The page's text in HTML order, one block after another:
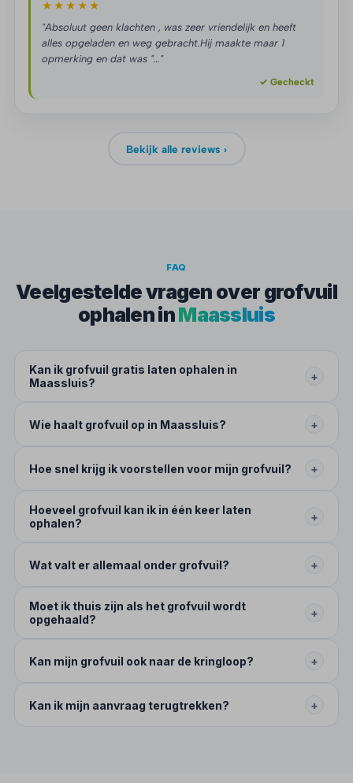
★★★★★
"Absoluut geen klachten , was zeer vriendelijk en heeft
alles opgeladen en weg gebracht.Hij maakte maar 1
opmerking en dat was "…"
✓ Gecheckt
Bekijk alle reviews ›
FAQ
Veelgestelde vragen over grofvuil
ophalen inMaassluis
Kan ik grofvuil gratis laten ophalen in
Maassluis?
+
Wie haalt grofvuil op in Maassluis? +
Hoe snel krijg ik voorstellen voor mijn grofvuil? +
Hoeveel grofvuil kan ik in één keer laten
ophalen?
+
Wat valt er allemaal onder grofvuil? +
Moet ik thuis zijn als het grofvuil wordt
opgehaald?
+
Kan mijn grofvuil ook naar de kringloop? +
Kan ik mijn aanvraag terugtrekken? +